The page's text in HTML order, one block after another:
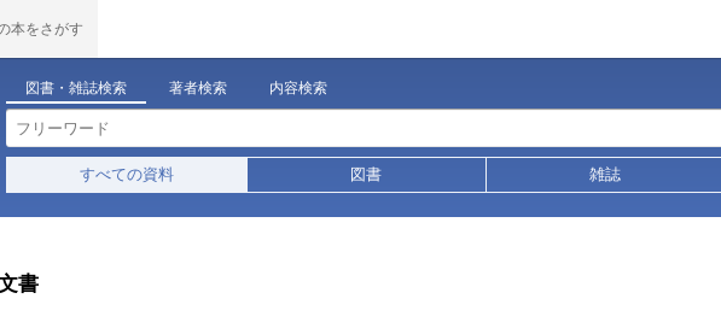
本をさがす
図書・雑誌検索 著者検索 内容検索
すべての資料 図書 雑誌
書